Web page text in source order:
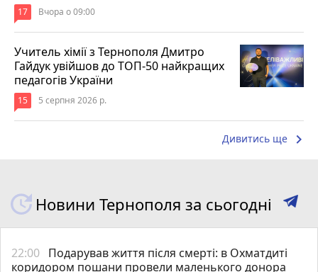
17 Вчора о 09:00
Учитель хімії з Тернополя Дмитро
Гайдук увійшов до ТОП-50 найкращих
педагогів України
15 5 серпня 2026 р.
Дивитись ще keyboard_arrow_right
Новини Тернополя за сьогодні
22:00 Подарував життя після смерті: в Охматдиті
коридором пошани провели маленького донора